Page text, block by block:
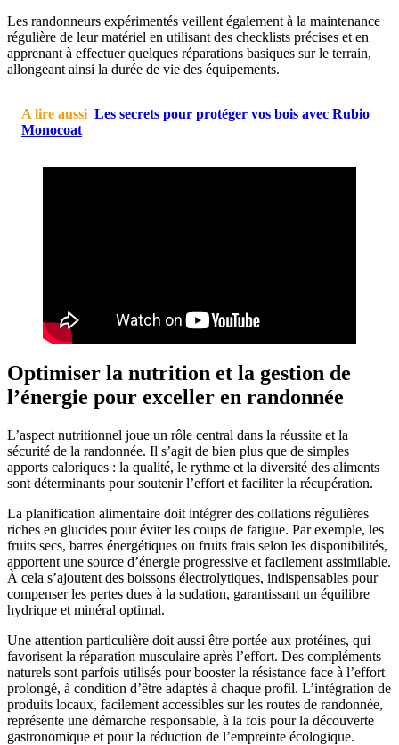
Les randonneurs expérimentés veillent également à la maintenance
régulière de leur matériel en utilisant des checklists précises et en
apprenant à effectuer quelques réparations basiques sur le terrain,
allongeant ainsi la durée de vie des équipements.
A lire aussi Les secrets pour protéger vos bois avec Rubio
Monocoat
Optimiser la nutrition et la gestion de
l’énergie pour exceller en randonnée
L’aspect nutritionnel joue un rôle central dans la réussite et la
sécurité de la randonnée. Il s’agit de bien plus que de simples
apports caloriques : la qualité, le rythme et la diversité des aliments
sont déterminants pour soutenir l’effort et faciliter la récupération.
La planification alimentaire doit intégrer des collations régulières
riches en glucides pour éviter les coups de fatigue. Par exemple, les
fruits secs, barres énergétiques ou fruits frais selon les disponibilités,
apportent une source d’énergie progressive et facilement assimilable.
À cela s’ajoutent des boissons électrolytiques, indispensables pour
compenser les pertes dues à la sudation, garantissant un équilibre
hydrique et minéral optimal.
Une attention particulière doit aussi être portée aux protéines, qui
favorisent la réparation musculaire après l’effort. Des compléments
naturels sont parfois utilisés pour booster la résistance face à l’effort
prolongé, à condition d’être adaptés à chaque profil. L’intégration de
produits locaux, facilement accessibles sur les routes de randonnée,
représente une démarche responsable, à la fois pour la découverte
gastronomique et pour la réduction de l’empreinte écologique.